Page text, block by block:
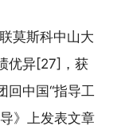
莫斯科中山大
优异[27]，获
回中国“指导工
》上发表文章